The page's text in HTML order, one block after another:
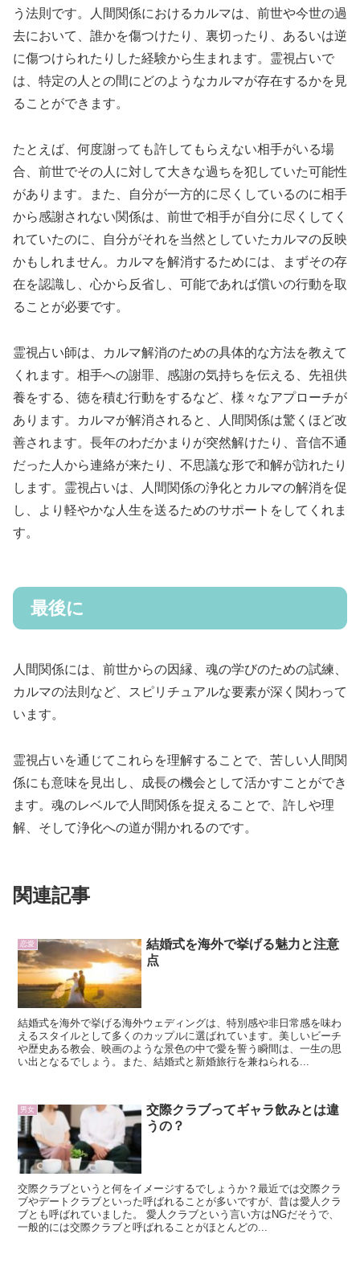
う法則です。人間関係におけるカルマは、前世や今世の過
去において、誰かを傷つけたり、裏切ったり、あるいは逆
に傷つけられたりした経験から生まれます。霊視占いで
は、特定の人との間にどのようなカルマが存在するかを見
ることができます。
たとえば、何度謝っても許してもらえない相手がいる場
合、前世でその人に対して大きな過ちを犯していた可能性
があります。また、自分が一方的に尽くしているのに相手
から感謝されない関係は、前世で相手が自分に尽くしてく
れていたのに、自分がそれを当然としていたカルマの反映
かもしれません。カルマを解消するためには、まずその存
在を認識し、心から反省し、可能であれば償いの行動を取
ることが必要です。
霊視占い師は、カルマ解消のための具体的な方法を教えて
くれます。相手への謝罪、感謝の気持ちを伝える、先祖供
養をする、徳を積む行動をするなど、様々なアプローチが
あります。カルマが解消されると、人間関係は驚くほど改
善されます。長年のわだかまりが突然解けたり、音信不通
だった人から連絡が来たり、不思議な形で和解が訪れたり
します。霊視占いは、人間関係の浄化とカルマの解消を促
し、より軽やかな人生を送るためのサポートをしてくれま
す。
最後に
人間関係には、前世からの因縁、魂の学びのための試練、
カルマの法則など、スピリチュアルな要素が深く関わって
います。
霊視占いを通じてこれらを理解することで、苦しい人間関
係にも意味を見出し、成長の機会として活かすことができ
ます。魂のレベルで人間関係を捉えることで、許しや理
解、そして浄化への道が開かれるのです。
関連記事
恋愛
結婚式を海外で挙げる魅力と注意
点
結婚式を海外で挙げる海外ウェディングは、特別感や非日常感を味わ
えるスタイルとして多くのカップルに選ばれています。美しいビーチ
や歴史ある教会、映画のような景色の中で愛を誓う瞬間は、一生の思
い出となるでしょう。また、結婚式と新婚旅行を兼ねられる...
男女
交際クラブってギャラ飲みとは違
うの？
交際クラブというと何をイメージするでしょうか？最近では交際クラ
ブやデートクラブといった呼ばれることが多いですが、昔は愛人クラ
ブとも呼ばれていました。 愛人クラブという言い方はNGだそうで、
一般的には交際クラブと呼ばれることがほとんどの...